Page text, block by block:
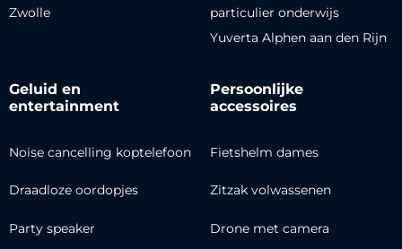
Zwolle
particulier onderwijs
Yuverta Alphen aan den Rijn
Geluid en
entertainment
Noise cancelling koptelefoon
Draadloze oordopjes
Party speaker
Persoonlijke
accessoires
Fietshelm dames
Zitzak volwassenen
Drone met camera